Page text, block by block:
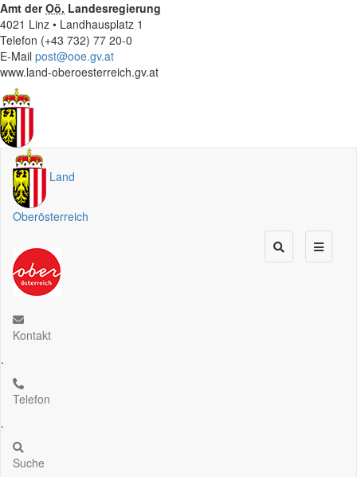
Amt derOö. Landesregierung
4021 Linz • Landhausplatz 1
Telefon (+43 732) 77 20-0
E-Mail post@ooe.gv.at
www.land-oberoesterreich.gv.at
Land
Oberösterreich
Kontakt
.
Telefon
.
Suche